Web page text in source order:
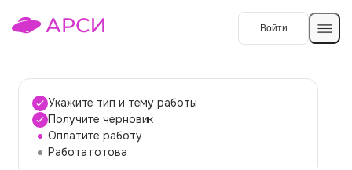
Войти
Темы работ
Укажите тип и тему работы
Получите черновик
Оплатите работу
Работа готова